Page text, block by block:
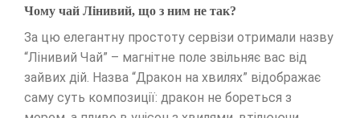
Чому чай Лінивий, що з ним не так?
За цю елегантну простоту сервізи отримали назву
“Лінивий Чай” – магнітне поле звільняє вас від
зайвих дій. Назва “Дракон на хвилях” відображає
саму суть композиції: дракон не бореться з